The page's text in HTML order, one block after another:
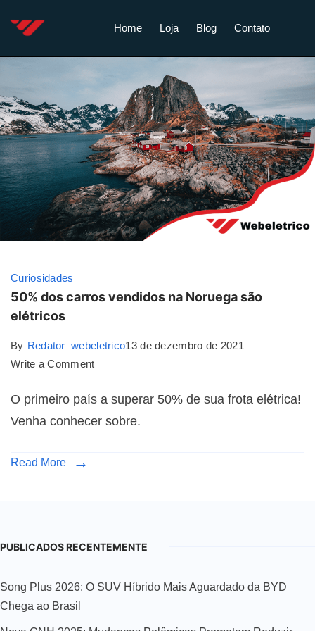
Home Loja Blog Contato
Curiosidades
50% dos carros vendidos na Noruega são
elétricos
By Redator_webeletrico13 de dezembro de 2021
Write a Comment
O primeiro país a superar 50% de sua frota elétrica!
Venha conhecer sobre.
Read More
PUBLICADOS RECENTEMENTE
Song Plus 2026: O SUV Híbrido Mais Aguardado da BYD
Chega ao Brasil